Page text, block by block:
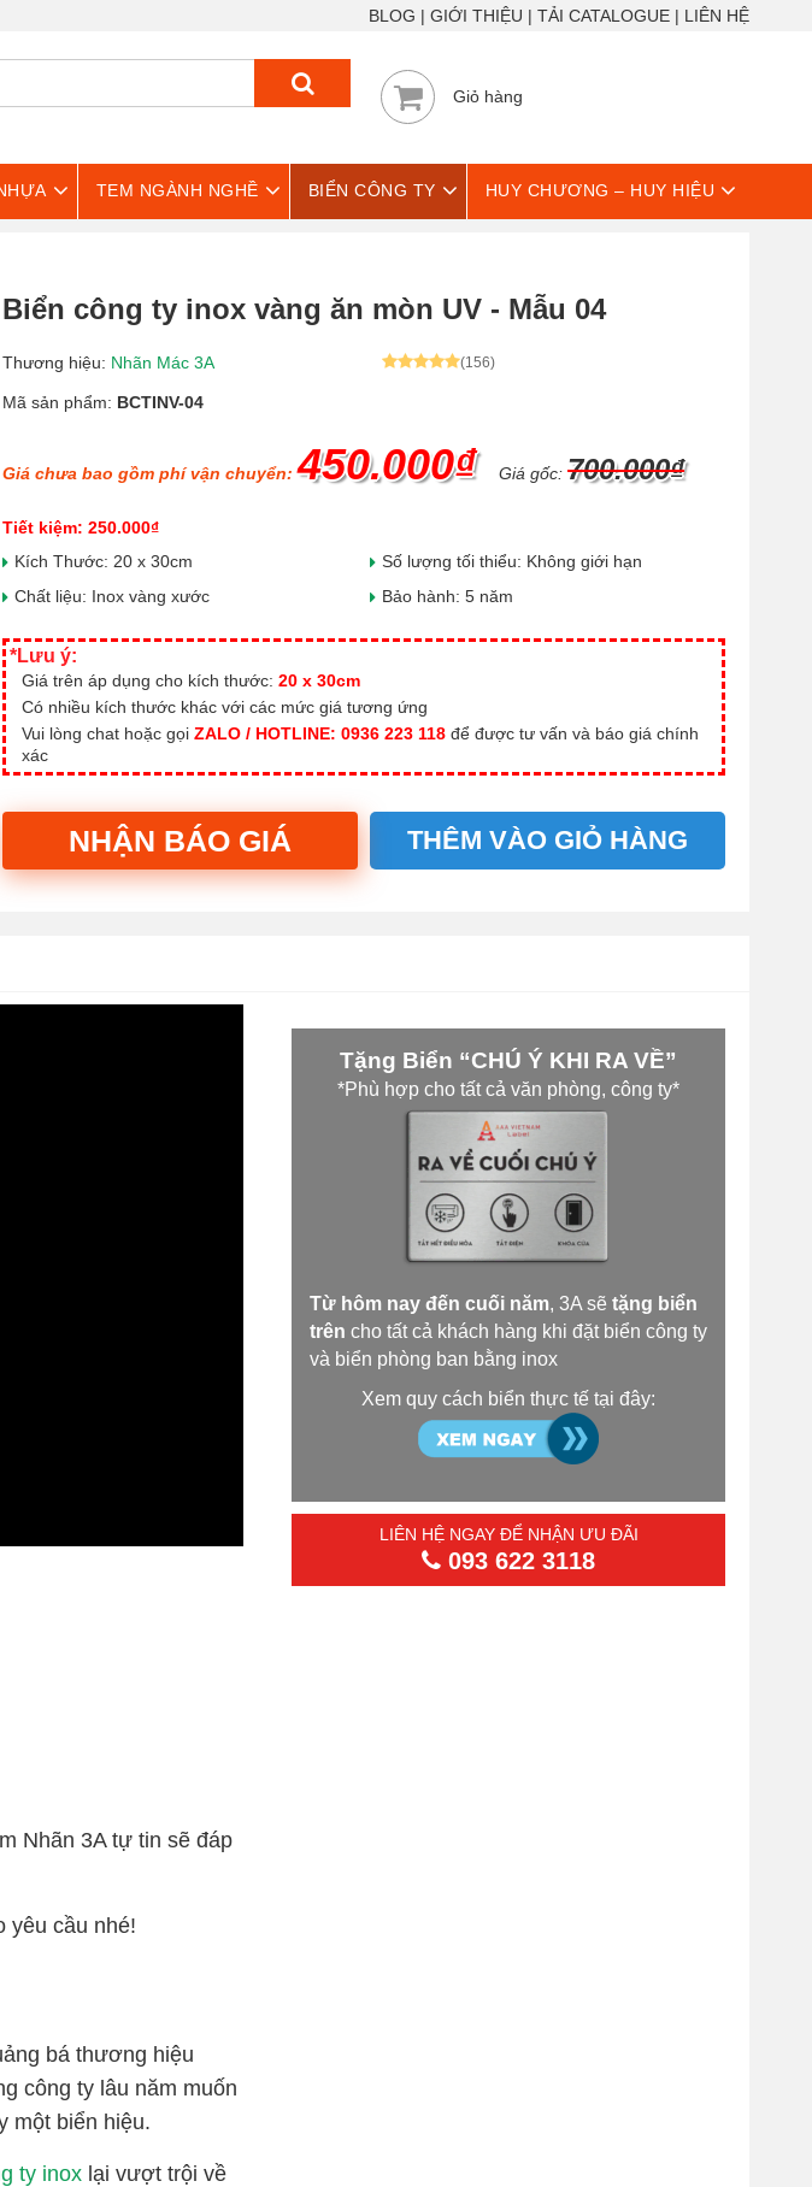
BLOG GIỚI THIỆU TẢI CATALOGUE LIÊN HỆ
Giỏ hàng
TEM NGÀNH NGHỀ BIỂN CÔNG TY HUY CHƯƠNG – HUY HIỆU
Biển công ty inox vàng ăn mòn UV - Mẫu 04
Thương hiệu: Nhãn Mác 3A (156)
Mã sản phẩm: BCTINV-04
Giá chưa bao gồm phí vận chuyển:450.000₫ Giá gốc: 700.000₫
Tiết kiệm: 250.000₫
Kích Thước: 20 x 30cm
Chất liệu: Inox vàng xước
Số lượng tối thiểu: Không giới hạn
Bảo hành: 5 năm
*Lưu ý:
Giá trên áp dụng cho kích thước: 20 x 30cm
Có nhiều kích thước khác với các mức giá tương ứng
Vui lòng chat hoặc gọi ZALO / HOTLINE: 0936 223 118 để được tư vấn và báo giá chính
xác
NHẬN BÁO GIÁ THÊM VÀO GIỎ HÀNG
Nhãn 3A tự tin sẽ đáp
yêu cầu nhé!
bá thương hiệu
công ty lâu năm muốn
một biển hiệu.
ty inox lại vượt trội về
Tặng Biển “CHÚ Ý KHI RA VỀ”
*Phù hợp cho tất cả văn phòng, công ty*
Từ hôm nay đến cuối năm, 3A sẽ tặng biển
trên cho tất cả khách hàng khi đặt biển công ty
và biển phòng ban bằng inox
Xem quy cách biển thực tế tại đây:
LIÊN HỆ NGAY ĐỂ NHẬN ƯU ĐÃI
093 622 3118